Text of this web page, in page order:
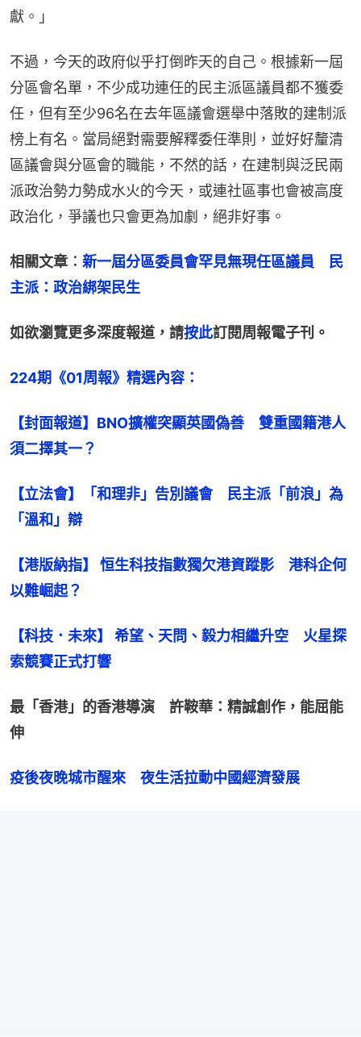
獻。」
不過，今天的政府似乎打倒昨天的自己。根據新一屆
分區會名單，不少成功連任的民主派區議員都不獲委
任，但有至少96名在去年區議會選舉中落敗的建制派
榜上有名。當局絕對需要解釋委任準則，並好好釐清
區議會與分區會的職能，不然的話，在建制與泛民兩
派政治勢力勢成水火的今天，或連社區事也會被高度
政治化，爭議也只會更為加劇，絕非好事。
相關文章︰ 新一屆分區委員會罕見無現任區議員　民
主派：政治綁架民生
如欲瀏覽更多深度報道，請按此訂閱周報電子刊。
224期《01周報》精選內容：﻿
【封面報道】BNO擴權突顯英國偽善　雙重國籍港人
須二擇其一？
【立法會】「和理非」告別議會　民主派「前浪」為
「溫和」辯
【港版納指】 恒生科技指數獨欠港資蹤影　港科企何
以難崛起？
【科技．未來】 希望、天問、毅力相繼升空　火星探
索競賽正式打響
最「香港」的香港導演　許鞍華：精誠創作，能屈能
伸
疫後夜晚城市醒來　夜生活拉動中國經濟發展